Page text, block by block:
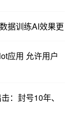
据训练AI效果更
应用 允许用户
：封号10年、